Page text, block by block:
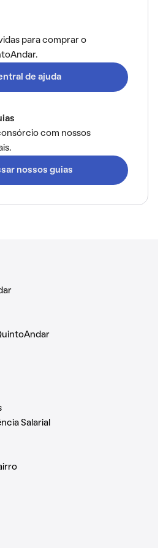
para comprar o
de ajuda
com nossos
nossos guias
Salarial